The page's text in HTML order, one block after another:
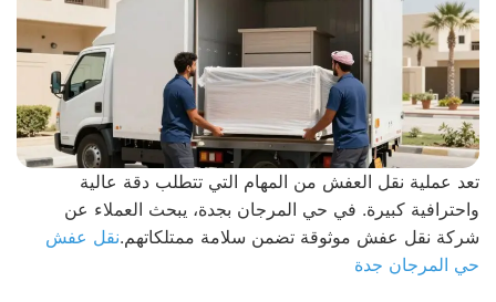
تعد عملية نقل العفش من المهام التي تتطلب دقة عالية
واحترافية كبيرة. في حي المرجان بجدة، يبحث العملاء عن
شركة نقل عفش موثوقة تضمن سلامة ممتلكاتهم.نقل عفش
حي المرجان جدة